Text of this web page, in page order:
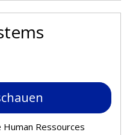
Ressources